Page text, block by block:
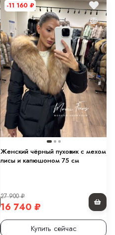
-11 160 ₽
Женский чёрный пуховик с мехом
лисы и капюшоном 75 см
27 900₽
16 740 ₽
Купить сейчас